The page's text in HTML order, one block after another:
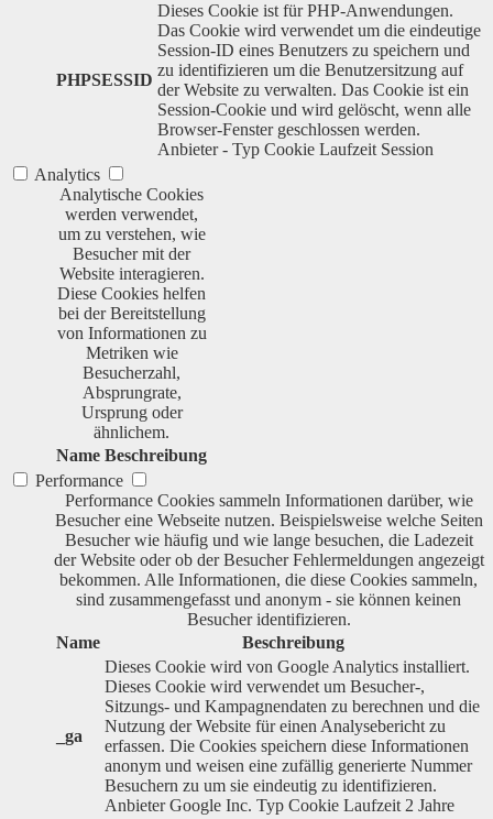
PHPSESSID
Dieses Cookie ist für PHP-Anwendungen.
Das Cookie wird verwendet um die eindeutige
Session-ID eines Benutzers zu speichern und
zu identifizieren um die Benutzersitzung auf
der Website zu verwalten. Das Cookie ist ein
Session-Cookie und wird gelöscht, wenn alle
Browser-Fenster geschlossen werden.
Anbieter - Typ Cookie Laufzeit Session
Analytics
Analytische Cookies
werden verwendet,
um zu verstehen, wie
Besucher mit der
Website interagieren.
Diese Cookies helfen
bei der Bereitstellung
von Informationen zu
Metriken wie
Besucherzahl,
Absprungrate,
Ursprung oder
ähnlichem.
Name Beschreibung
Performance
Performance Cookies sammeln Informationen darüber, wie
Besucher eine Webseite nutzen. Beispielsweise welche Seiten
Besucher wie häufig und wie lange besuchen, die Ladezeit
der Website oder ob der Besucher Fehlermeldungen angezeigt
bekommen. Alle Informationen, die diese Cookies sammeln,
sind zusammengefasst und anonym - sie können keinen
Besucher identifizieren.
Name
Beschreibung
_ga
Dieses Cookie wird von Google Analytics installiert.
Dieses Cookie wird verwendet um Besucher-,
Sitzungs- und Kampagnendaten zu berechnen und die
Nutzung der Website für einen Analysebericht zu
erfassen. Die Cookies speichern diese Informationen
anonym und weisen eine zufällig generierte Nummer
Besuchern zu um sie eindeutig zu identifizieren.
Anbieter Google Inc. Typ Cookie Laufzeit 2 Jahre